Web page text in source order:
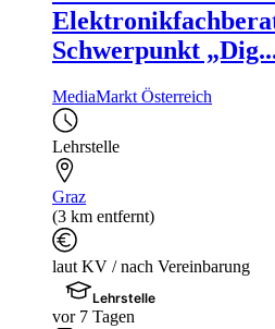
Schwerpunkt
MediaMarkt Österreich
Lehrstelle
Graz
(3 km entfernt)
laut KV / nach Vereinbarung
Lehrstelle
vor 7 Tagen